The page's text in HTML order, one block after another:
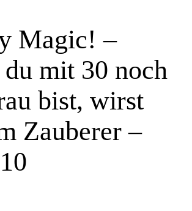
Magic! –
du mit 30 noch
bist, wirst
Zauberer –